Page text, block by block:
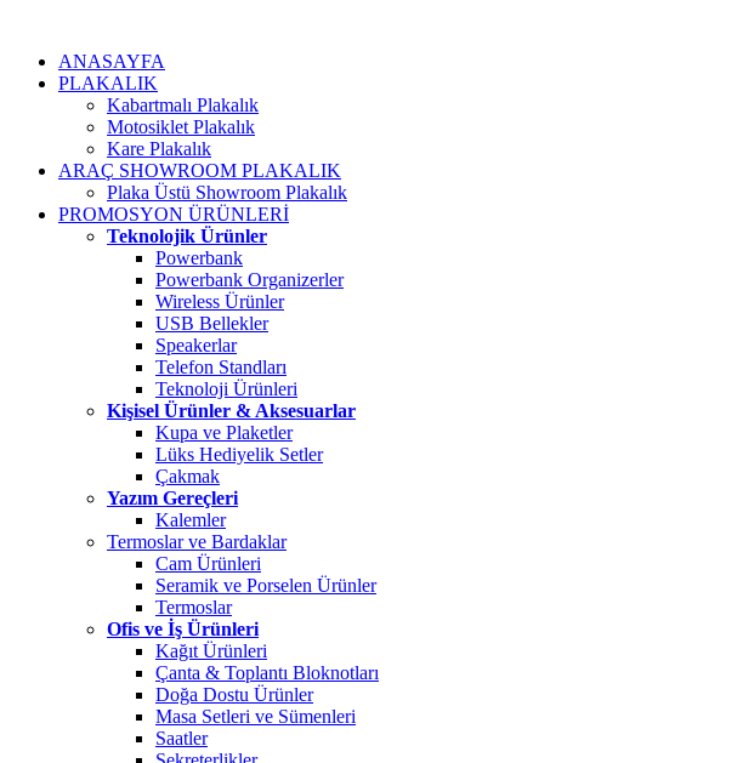
ANASAYFA
PLAKALIK
Kabartmalı Plakalık
Motosiklet Plakalık
Kare Plakalık
ARAÇ SHOWROOM PLAKALIK
Plaka Üstü Showroom Plakalık
PROMOSYON ÜRÜNLERİ
Teknolojik Ürünler
Powerbank
Powerbank Organizerler
Wireless Ürünler
USB Bellekler
Speakerlar
Telefon Standları
Teknoloji Ürünleri
Kişisel Ürünler & Aksesuarlar
Kupa ve Plaketler
Lüks Hediyelik Setler
Çakmak
Yazım Gereçleri
Kalemler
Termoslar ve Bardaklar
Cam Ürünleri
Seramik ve Porselen Ürünler
Termoslar
Ofis ve İş Ürünleri
Kağıt Ürünleri
Çanta & Toplantı Bloknotları
Doğa Dostu Ürünler
Masa Setleri ve Sümenleri
Saatler